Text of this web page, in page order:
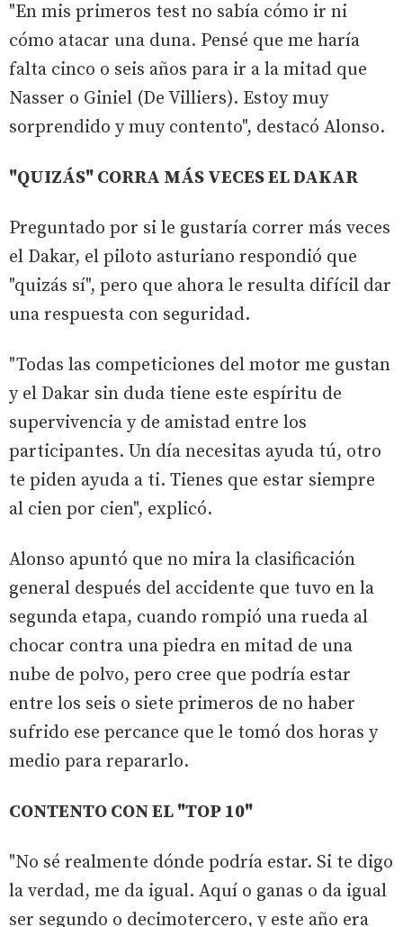
"En mis primeros test no sabía cómo ir ni
cómo atacar una duna. Pensé que me haría
falta cinco o seis años para ir a la mitad que
Nasser o Giniel (De Villiers). Estoy muy
sorprendido y muy contento", destacó Alonso.
"QUIZÁS" CORRA MÁS VECES EL DAKAR
Preguntado por si le gustaría correr más veces
el Dakar, el piloto asturiano respondió que
"quizás sí", pero que ahora le resulta difícil dar
una respuesta con seguridad.
"Todas las competiciones del motor me gustan
y el Dakar sin duda tiene este espíritu de
supervivencia y de amistad entre los
participantes. Un día necesitas ayuda tú, otro
te piden ayuda a ti. Tienes que estar siempre
al cien por cien", explicó.
Alonso apuntó que no mira la clasificación
general después del accidente que tuvo en la
segunda etapa, cuando rompió una rueda al
chocar contra una piedra en mitad de una
nube de polvo, pero cree que podría estar
entre los seis o siete primeros de no haber
sufrido ese percance que le tomó dos horas y
medio para repararlo.
CONTENTO CON EL "TOP 10"
"No sé realmente dónde podría estar. Si te digo
la verdad, me da igual. Aquí o ganas o da igual
ser segundo o decimotercero, y este año era